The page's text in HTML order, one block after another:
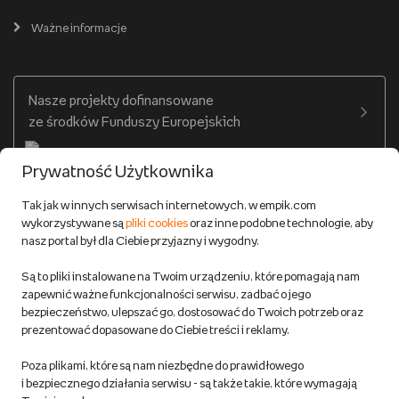
Zakupy hurtowe
Ważne informacje
Cennik dostawy
Zwroty
Reklamacje
Regulamin empik.com
Pozostałe Regulaminy Empiku
Polityka prywatności empik.com
Do 100 zł na pierwsze zakupy w aplikacji. Pobierz i
korzystaj z kodów zniżkowych.Dowiedz się więcej
Nasze projekty dofinansowane
ze środków Funduszy Europejskich
Prywatność Użytkownika
Tak jak w innych serwisach internetowych, w empik.com
wykorzystywane sąpliki cookiesoraz inne podobne technologie, aby
nasz portal był dla Ciebie przyjazny i wygodny.
Są to pliki instalowane na Twoim urządzeniu, które pomagają nam
zapewnić ważne funkcjonalności serwisu, zadbać o jego
bezpieczeństwo, ulepszać go, dostosować do Twoich potrzeb oraz
prezentować dopasowane do Ciebie treści i reklamy.
Poza plikami, które są nam niezbędne do prawidłowego
i bezpiecznego działania serwisu - są także takie, które wymagają